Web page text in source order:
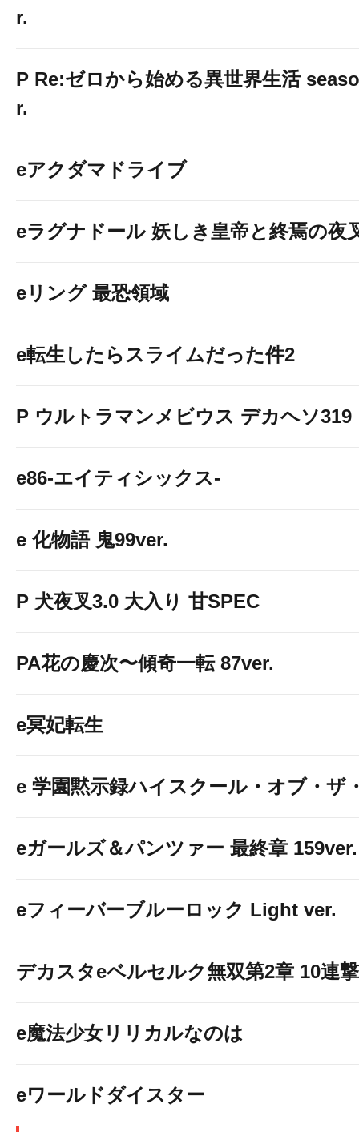
r.
P Re:ゼロから始める異世界生活
r.
eアクダマドライブ
eラグナドール 妖しき皇帝と終焉の夜
eリング 最恐領域
e転生したらスライムだった件2
P ウルトラマンメビウス デカヘソ319
e86-エイティシックス-
e 化物語 鬼99ver.
P 犬夜叉3.0 大入り 甘SPEC
PA花の慶次〜傾奇一転 87ver.
e冥妃転生
e 学園黙示録ハイスクール・オブ・ザ
eガールズ＆パンツァー 最終章 159ver.
eフィーバーブルーロック Light ver.
デカスタeベルセルク無双第2章 10連
e魔法少女リリカルなのは
eワールドダイスター